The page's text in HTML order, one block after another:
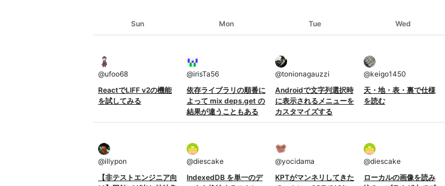
Sun Mon Tue Wed
@ufoo68
ReactでLIFF v2の機能
を試してみる
@irisTa56
依存ライブラリの順番に
よって mix deps.get の
結果が違うこともある
@tonionagauzzi
Androidで文字列選択時
に表示されるメニューを
カスタマイズする
@keigo1450
天・地・表・裏で仕様
を読む
@illypon
【非テストエンジニア向
@diescake
IndexedDB を単一のデ
@yocidama
KPTがマンネリしてきた
@diescake
ローカルの画像を読み